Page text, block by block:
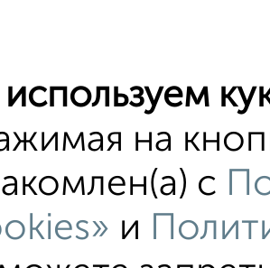
2-к
Поиск по
не
в
на
с
и